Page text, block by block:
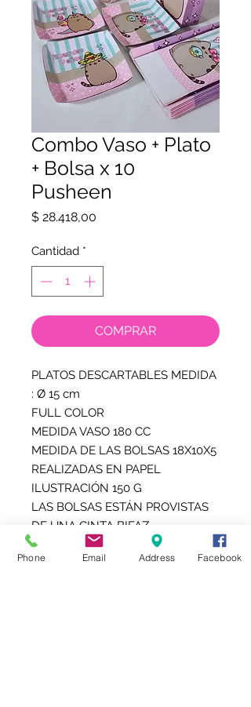
Combo Vaso + Plato
+ Bolsa x 10
Pusheen
$ 28.418,00
Cantidad *
COMPRAR
PLATOS DESCARTABLES MEDIDA
: Ø 15 cm
FULL COLOR
MEDIDA VASO 180 CC
MEDIDA DE LAS BOLSAS 18X10X5
REALIZADAS EN PAPEL
ILUSTRACIÓN 150 G
LAS BOLSAS ESTÁN PROVISTAS
DE UNA CINTA BIFAZ
AUTOADHESIVA PARA PEGAR EN
LA BASE
Phone Email Address Facebook